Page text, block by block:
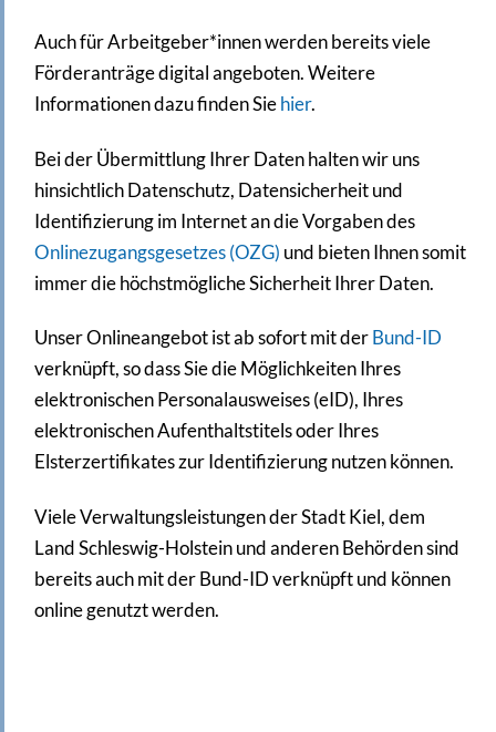
Auch für Arbeitgeber*innen werden bereits viele
Förderanträge digital angeboten. Weitere
Informationen dazu finden Sie hier.
Bei der Übermittlung Ihrer Daten halten wir uns
hinsichtlich Datenschutz, Datensicherheit und
Identifizierung im Internet an die Vorgaben des
Onlinezugangsgesetzes (OZG) und bieten Ihnen somit
immer die höchstmögliche Sicherheit Ihrer Daten.
Unser Onlineangebot ist ab sofort mit der Bund-ID
verknüpft, so dass Sie die Möglichkeiten Ihres
elektronischen Personalausweises (eID), Ihres
elektronischen Aufenthaltstitels oder Ihres
Elsterzertifikates zur Identifizierung nutzen können.
Viele Verwaltungsleistungen der Stadt Kiel, dem
Land Schleswig-Holstein und anderen Behörden sind
bereits auch mit der Bund-ID verknüpft und können
online genutzt werden.